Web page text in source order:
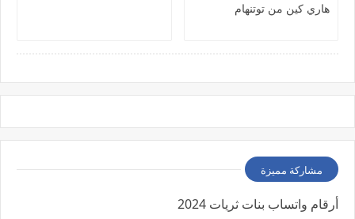
هاري كين من توتنهام
مشاركة مميزة
أرقام واتساب بنات ثريات 2024